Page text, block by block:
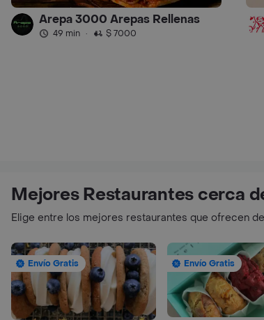
Arepa 3000 Arepas Rellenas
49 min · $ 7000
Mejores Restaurantes cerca
Elige entre los mejores restaurantes que ofrecen
Envío Gratis Envío Gratis